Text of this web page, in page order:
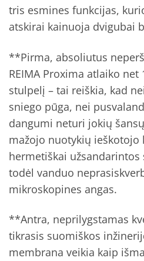
tris esmines funkcijas,
atskirai kainuoja dvigubai
**Pirma, absoliutus
REIMA Proxima atlaiko
stulpelį – tai reiškia, kad
sniego pūga, nei
dangumi neturi jokių
mažojo nuotykių ieškotojo
hermetiškai
todėl vanduo
mikroskopines angas.
**Antra, neprilygstamas
tikrasis suomiškos
membrana veikia kaip